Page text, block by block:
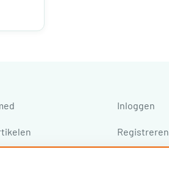
Inloggen
Registreren